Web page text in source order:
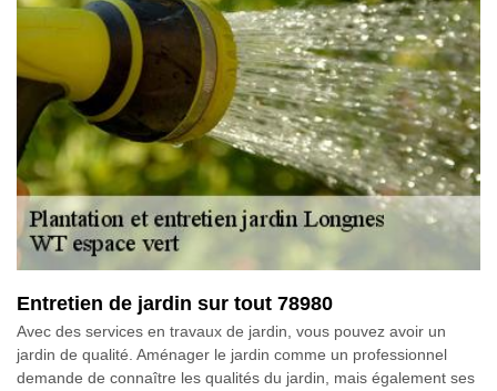
Entretien de jardin sur tout 78980
Avec des services en travaux de jardin, vous pouvez avoir un
jardin de qualité. Aménager le jardin comme un professionnel
demande de connaître les qualités du jardin, mais également ses